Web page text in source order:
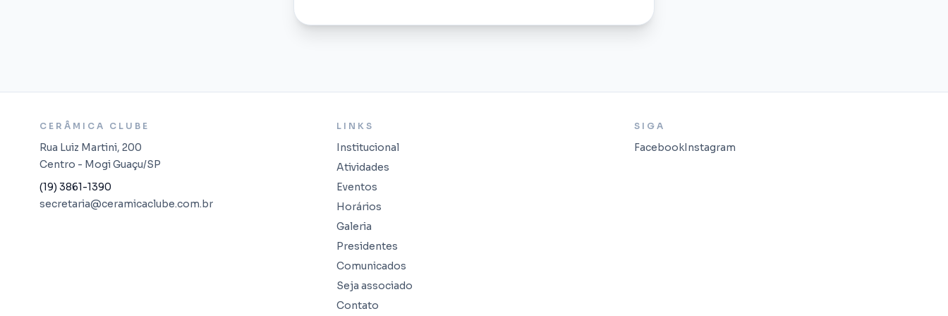
CERÂMICA CLUBE
Rua Luiz Martini, 200
Centro - Mogi Guaçu/SP
(19) 3861-1390
secretaria@ceramicaclube.com.br
LINKS
Institucional
Atividades
Eventos
Horários
Galeria
Presidentes
Comunicados
Seja associado
Contato
SIGA
FacebookInstagram